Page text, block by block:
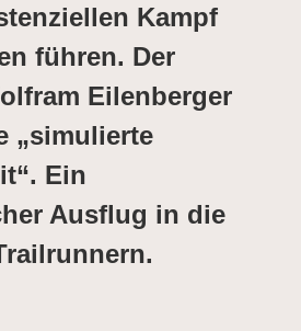
Kampf
führen. Der
Eilenberger
„simulierte
Ein
Ausflug in die